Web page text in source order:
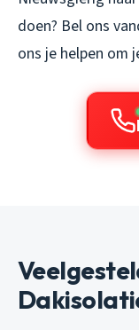
doen? Bel ons
ons je helpen om